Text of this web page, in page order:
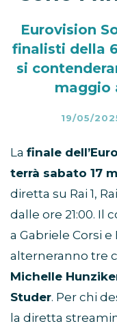
Eurovision
finalisti della
si
maggio
19/05/
La finale
terrà sabato 17
diretta su Rai 1,
dalle ore 21:00. Il
a Gabriele Corsi
alterneranno tre
Michelle
Studer. Per chi
la diretta